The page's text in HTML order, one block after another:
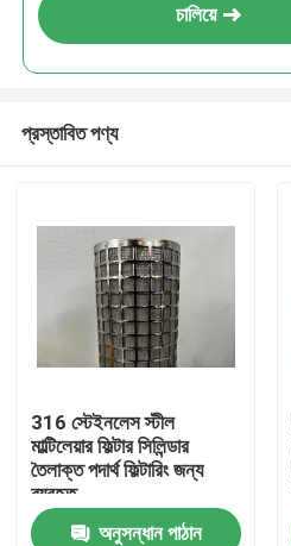
চালিয়ে
প্রস্তাবিত পণ্য
316 স্টেইনলেস স্টীল
মাল্টিলেয়ার ফিল্টার সিলিন্ডার
তৈলাক্ত পদার্থ ফিল্টারিং জন্য
ব্যবহৃত
অনুসন্ধান পাঠান